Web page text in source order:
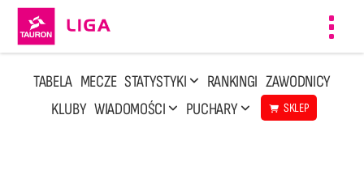
TABELA MECZE STATYSTYKI RANKINGI ZAWODNICY
KLUBY WIADOMOŚCI PUCHARY SKLEP